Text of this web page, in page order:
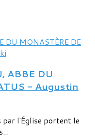
ABBE DU
- Augustin
par l'Église portent le